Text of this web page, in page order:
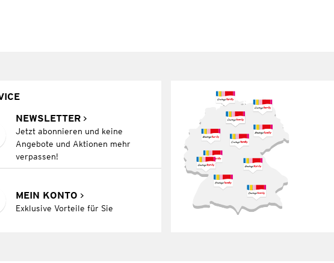
NEWSLETTER
Jetzt abonnieren und keine
Angebote und Aktionen mehr
verpassen!
MEIN KONTO
Exklusive Vorteile für Sie